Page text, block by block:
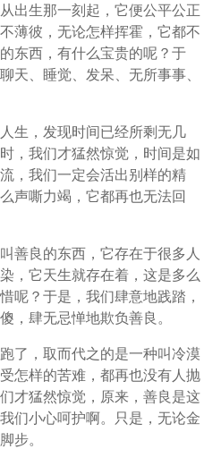
出生那一刻起，它便公平公正
薄彼，无论怎样挥霍，它都不
东西，有什么宝贵的呢？于
天、睡觉、发呆、无所事事、
人生 ，发现时间已经所剩无几
，我们才猛然惊觉，时间是如
，我们一定会活出别样的精
声嘶力竭，它都再也无法回
善良 的东西，它存在于很多人
，它天生就存在着，这是多么
呢？于是，我们肆意地践踏，
，肆无忌惮地欺负善良。
了，取而代之的是一种叫冷漠
怎样的苦难，都再也没有人抛
才猛然惊觉，原来，善良是这
们小心呵护啊。只是，无论金
步。